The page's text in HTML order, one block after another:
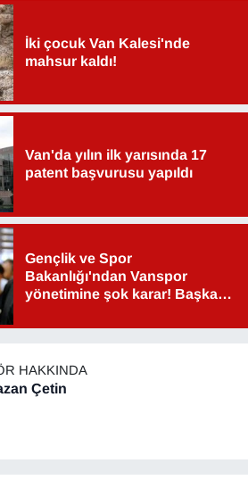
İki çocuk Van Kalesi'nde
mahsur kaldı!
Van'da yılın ilk yarısında 17
patent başvurusu yapıldı
Gençlik ve Spor
Bakanlığı'ndan Vanspor
yönetimine şok karar! Başkan
HAKKINDA
Çetin